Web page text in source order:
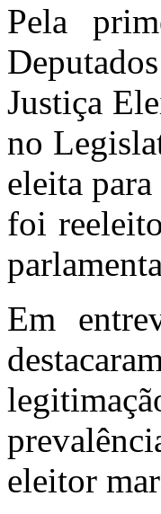
Pela
Justiça
no
eleita
foi
Em
eleitor